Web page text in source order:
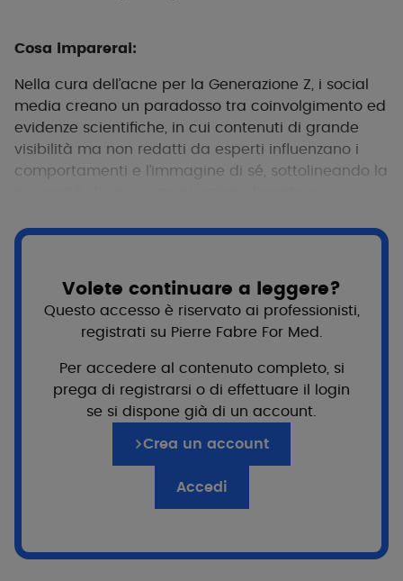
Cosa imparerai:
Nella cura dell’acne per la Generazione Z, i social
media creano un paradosso tra coinvolgimento ed
evidenze scientifiche, in cui contenuti di grande
visibilità ma non redatti da esperti influenzano i
comportamenti e l’immagine di sé, sottolineando la
per mitigare la disinformazione e ottimizzare i
Guarda il video
38 min
Volete continuare a leggere?
Questo accesso è riservato ai professionisti,
registrati su Pierre Fabre For Med.
Per accedere al contenuto completo, si
prega di registrarsi o di effettuare il login
se si dispone già di un account.
Crea un account
Accedi